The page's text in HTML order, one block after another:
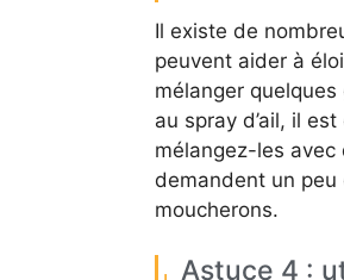
Il existe de
peuvent aider à
mélanger
au spray d’ail, il
mélangez-les avec
demandent un
moucherons.
Astuce 4 :